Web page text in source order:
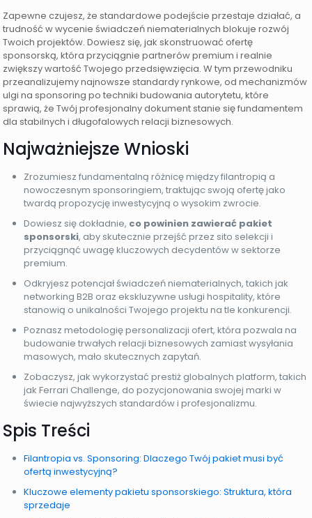
Zapewne czujesz, że standardowe podejście przestaje działać, a
trudność w wycenie świadczeń niematerialnych blokuje rozwój
Twoich projektów. Dowiesz się, jak skonstruować ofertę
sponsorską, która przyciągnie partnerów premium i realnie
zwiększy wartość Twojego przedsięwzięcia. W tym przewodniku
przeanalizujemy najnowsze standardy rynkowe, od mechanizmów
ulgi na sponsoring po techniki budowania autorytetu, które
sprawią, że Twój profesjonalny dokument stanie się fundamentem
dla stabilnych i długofalowych relacji biznesowych.
Najważniejsze Wnioski
Zrozumiesz fundamentalną różnicę między filantropią a
nowoczesnym sponsoringiem, traktując swoją ofertę jako
twardą propozycję inwestycyjną o wysokim zwrocie.
Dowiesz się dokładnie, co powinien zawierać pakiet
sponsorski, aby skutecznie przejść przez sito selekcji i
przyciągnąć uwagę kluczowych decydentów w sektorze
premium.
Odkryjesz potencjał świadczeń niematerialnych, takich jak
networking B2B oraz ekskluzywne usługi hospitality, które
stanowią o unikalności Twojego projektu na tle konkurencji.
Poznasz metodologię personalizacji ofert, która pozwala na
budowanie trwałych relacji biznesowych zamiast wysyłania
masowych, mało skutecznych zapytań.
Zobaczysz, jak wykorzystać prestiż globalnych platform, takich
jak Ferrari Challenge, do pozycjonowania swojej marki w
świecie najwyższych standardów i profesjonalizmu.
Spis Treści
Filantropia vs. Sponsoring: Dlaczego Twój pakiet musi być
ofertą inwestycyjną?
Kluczowe elementy pakietu sponsorskiego: Struktura, która
sprzedaje